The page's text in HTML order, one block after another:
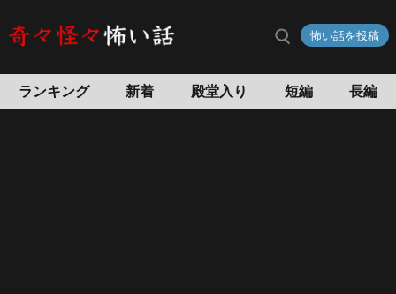
怖い話を投稿
ランキング 新着 殿堂入り 短編 長編